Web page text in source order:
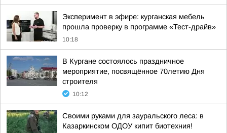
Эксперимент в эфире: курганская мебель
прошла проверку в программе «Тест-драйв»
10:18
В Кургане состоялось праздничное
мероприятие, посвящённое 70летию Дня
строителя
10:12
Своими руками для зауральского леса: в
Казаркинском ОДОУ кипит биотехния!